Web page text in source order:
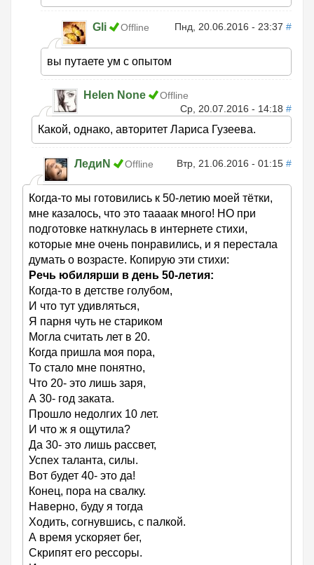
Gli Offline Пнд, 20.06.2016 - 23:37 #
вы путаете ум с опытом
Helen None
Offline
Ср, 20.07.2016 - 14:18 #
Какой, однако, авторитет Лариса Гузеева.
ЛедиN Offline Втр, 21.06.2016 - 01:15 #
Когда-то мы готовились к 50-летию моей тётки,
мне казалось, что это таааак много! НО при
подготовке наткнулась в интернете стихи,
которые мне очень понравились, и я перестала
думать о возрасте. Копирую эти стихи:
Речь юбилярши в день 50-летия:
Когда-то в детстве голубом,
И что тут удивляться,
Я парня чуть не стариком
Могла считать лет в 20.
Когда пришла моя пора,
То стало мне понятно,
Что 20- это лишь заря,
А 30- год заката.
Прошло недолгих 10 лет.
И что ж я ощутила?
Да 30- это лишь рассвет,
Успех таланта, силы.
Вот будет 40- это да!
Конец, пора на свалку.
Наверно, буду я тогда
Ходить, согнувшись, с палкой.
А время ускоряет бег,
Скрипят его рессоры.